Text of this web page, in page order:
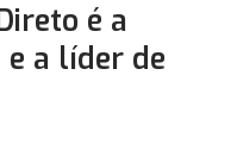
é a
a líder de